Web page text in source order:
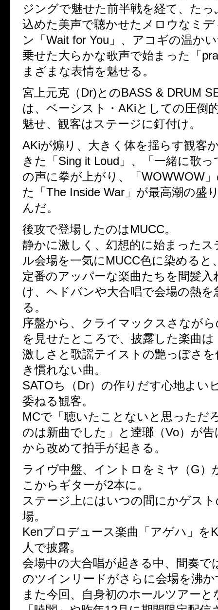
ジングで魅せた前半戦を経て、た
込めた美声で聴かせたメロウなミ
ン「Wait for You」、アコギの温か
乗せた大らかな歌声で始まった「
まざまな表情を魅せる。
宮上元克（Dr)とのBASS & DRUM
は、ベーシスト・AKiとしての圧倒
魅せ、観客はステージに釘付け。
AKiが煽り、大きく体を揺らす観客
きた「Sing it Loud」、「一緒に歌
の声に拳が上がり、「WOWWOW
た「The Inside War」が最高潮の盛
んだ。
後攻で登場したのはMUCC。
静かに激しく、幻想的に始まったス
ル会場を一気にMUCC色に染めると
定番のアッパーな楽曲たちを間髪
け、ヘドバンや大合唱で会場の熱を
る。
序盤から、クライマックスさなが
を見せたところで、披露した楽曲は
激しさと歌謡テイストの艶っぽさ
き慣れない曲。
SATOち（Dr）の作りだす心地よい
委ねる観客。
MCで「聴いたことないと思っただ
のは新曲でした」と逹瑯（Vo）が
から改めて拍手が起きる。
ライヴ中盤、イントロをミヤ（G）
こからギターが2本に。
ステージ上にはいつの間にかゲス
場。
Kenプロデュース楽曲「アゲハ」を
人で披露。
会場中の大合唱が起きる中、間奏で
のツインリードがさらに会場を沸か
また今回、自身初のホールツアーと